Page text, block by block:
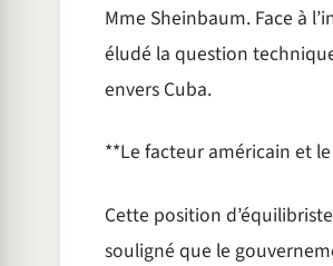
Mme Sheinbaum. Face à
éludé la question
envers Cuba.
**Le facteur américain et
Cette position
souligné que le